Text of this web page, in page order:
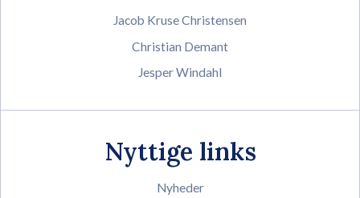
Jacob Kruse Christensen
Christian Demant
Jesper Windahl
Nyttige links
Nyheder